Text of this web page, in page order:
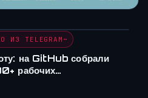
ИЗ TELEGRAM~
на GitHub собрали
рабочих…